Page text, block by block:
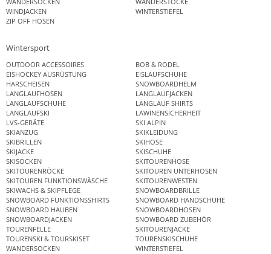
WINDJACKEN
WINTERSTIEFEL
ZIP OFF HOSEN
Wintersport
OUTDOOR ACCESSOIRES
BOB & RODEL
EISHOCKEY AUSRÜSTUNG
EISLAUFSCHUHE
HARSCHEISEN
SNOWBOARDHELM
LANGLAUFHOSEN
LANGLAUFJACKEN
LANGLAUFSCHUHE
LANGLAUF SHIRTS
LANGLAUFSKI
LAWINENSICHERHEIT
LVS-GERÄTE
SKI ALPIN
SKIANZUG
SKIKLEIDUNG
SKIBRILLEN
SKIHOSE
SKIJACKE
SKISCHUHE
SKISOCKEN
SKITOURENHOSE
SKITOURENRÖCKE
SKITOUREN UNTERHOSEN
SKITOUREN FUNKTIONSWÄSCHE
SKITOURENWESTEN
SKIWACHS & SKIPFLEGE
SNOWBOARDBRILLE
SNOWBOARD FUNKTIONSSHIRTS
SNOWBOARD HANDSCHUHE
SNOWBOARD HAUBEN
SNOWBOARDHOSEN
SNOWBOARDJACKEN
SNOWBOARD ZUBEHÖR
TOURENFELLE
SKITOURENJACKE
TOURENSKI & TOURSKISET
TOURENSKISCHUHE
WANDERSOCKEN
WINTERSTIEFEL